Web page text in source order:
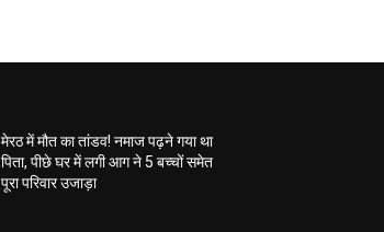
मेरठ में मौत का तांडव! नमाज पढ़ने गया था
पिता, पीछे घर में लगी आग ने 5 बच्चों समेत
पूरा परिवार उजाड़ा